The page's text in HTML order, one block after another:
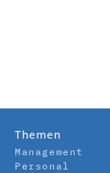
Themen
Management
Personal